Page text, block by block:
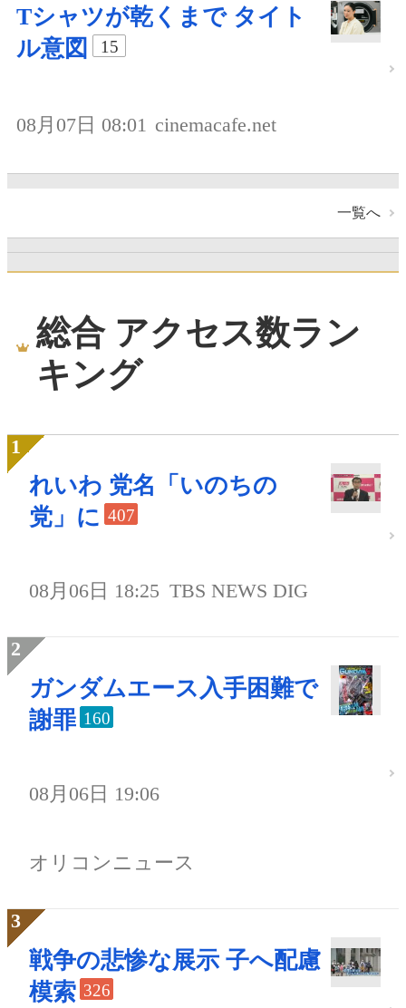
Tシャツが乾くまで タイト
ル意図
15
08月07日 08:01 cinemacafe.net
一覧へ
総合 アクセス数ラン
キング
れいわ 党名「いのちの
党」に 407
08月06日 18:25 TBS NEWS DIG
ガンダムエース入手困難で
謝罪 160
08月06日 19:06
オリコンニュース
戦争の悲惨な展示 子へ配慮
模索 326